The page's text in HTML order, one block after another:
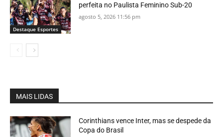
Destaque Esportes
perfeita no Paulista Feminino Sub-20
agosto 5, 2026 11:56 pm
MAIS LIDAS
Corinthians vence Inter, mas se despede da
Copa do Brasil